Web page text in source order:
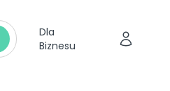
Dla
Biznesu